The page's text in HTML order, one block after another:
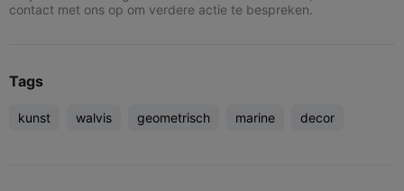
contact met ons op om verdere actie te bespreken.
Tags
kunst walvis geometrisch marine decor